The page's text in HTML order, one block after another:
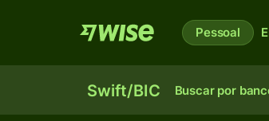
Pessoal
Swift/BIC Buscar por